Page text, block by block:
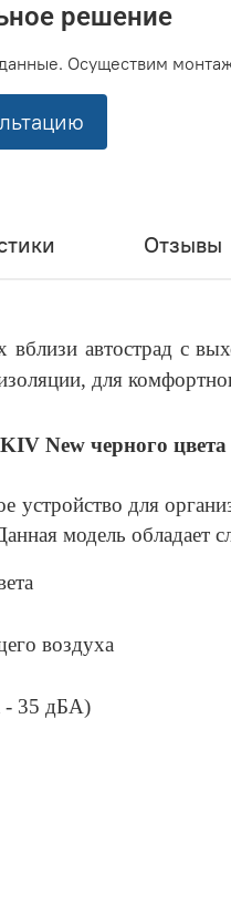
решение
Осуществим
Отзывы
автострад с
для
New черного цвета
для
модель обладает
воздуха
- 35 дБА)